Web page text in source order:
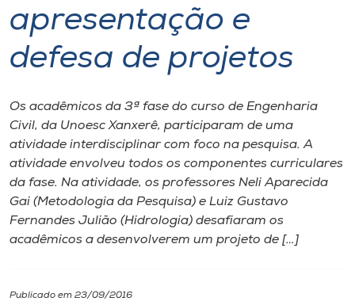
Atendimento ao Estudante
Portal de Ensino
A
Unoesc
Internacionalização
I.nova
apresentação e
defesa de projetos
Os acadêmicos da 3ª fase do curso de Engenharia
Civil, da Unoesc Xanxerê, participaram de uma
atividade interdisciplinar com foco na pesquisa. A
atividade envolveu todos os componentes curriculares
da fase. Na atividade, os professores Neli Aparecida
Gai (Metodologia da Pesquisa) e Luiz Gustavo
Fernandes Julião (Hidrologia) desafiaram os
acadêmicos a desenvolverem um projeto de […]
Publicado em 23/09/2016